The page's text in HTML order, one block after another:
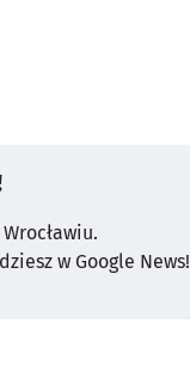
w Google News!